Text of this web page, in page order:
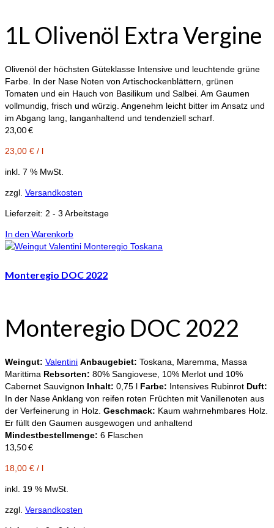
1L Olivenöl Extra Vergine
Olivenöl der höchsten Güteklasse Intensive und leuchtende grüne
Farbe. In der Nase Noten von Artischockenblättern, grünen
Tomaten und ein Hauch von Basilikum und Salbei. Am Gaumen
vollmundig, frisch und würzig. Angenehm leicht bitter im Ansatz und
im Abgang lang, langanhaltend und tendenziell scharf.
23,00€
23,00 € / l
inkl. 7 % MwSt.
zzgl. Versandkosten
Lieferzeit: 2 - 3 Arbeitstage
In den Warenkorb
Monteregio DOC 2022
Monteregio DOC 2022
Weingut: Valentini Anbaugebiet: Toskana, Maremma, Massa
Marittima Rebsorten: 80% Sangiovese, 10% Merlot und 10%
Cabernet Sauvignon Inhalt: 0,75 l Farbe: Intensives Rubinrot Duft:
In der Nase Anklang von reifen roten Früchten mit Vanillenoten aus
der Verfeinerung in Holz. Geschmack: Kaum wahrnehmbares Holz.
Er füllt den Gaumen ausgewogen und anhaltend
Mindestbestellmenge: 6 Flaschen
13,50€
18,00 € / l
inkl. 19 % MwSt.
zzgl. Versandkosten